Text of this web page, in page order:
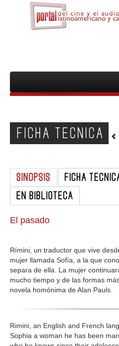
INICIO
PELICULAS
DOCUMENTALES
MUJERES
AUDIOVISUAL INDIGENA
FICHA TECNICA
SINOPSIS FICHA
EN BIBLIOTECA
El pasado
Rímini, un traductor que vive
mujer llamada Sofía, a la que
separa de ella. La mujer
mucho tiempo y de las formas
novela homónima de Alan Pauls.
Rimini, an English and French
Sophia a woman he has been